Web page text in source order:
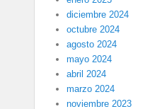
diciembre 2024
octubre 2024
agosto 2024
mayo 2024
abril 2024
marzo 2024
noviembre 2023